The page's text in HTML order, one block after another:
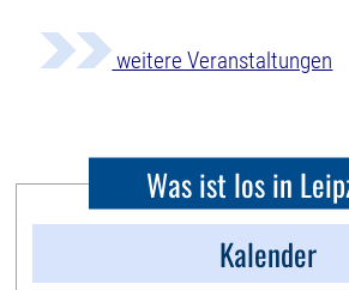
weitere Veranstaltungen
Was ist los in
Kalender